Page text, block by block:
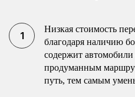
Низкая стоимость
благодаря наличию
содержит
продуманным
путь, тем самым